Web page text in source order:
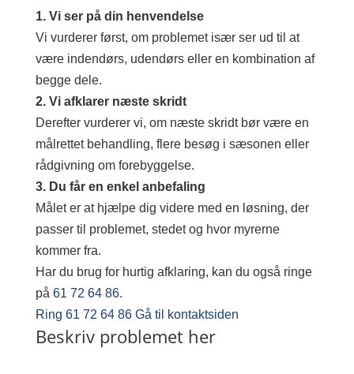
1. Vi ser på din henvendelse
Vi vurderer først, om problemet især ser ud til at
være indendørs, udendørs eller en kombination af
begge dele.
2. Vi afklarer næste skridt
Derefter vurderer vi, om næste skridt bør være en
målrettet behandling, flere besøg i sæsonen eller
rådgivning om forebyggelse.
3. Du får en enkel anbefaling
Målet er at hjælpe dig videre med en løsning, der
passer til problemet, stedet og hvor myrerne
kommer fra.
Har du brug for hurtig afklaring, kan du også ringe
på 61 72 64 86.
Ring 61 72 64 86 Gå til kontaktsiden
Beskriv problemet her